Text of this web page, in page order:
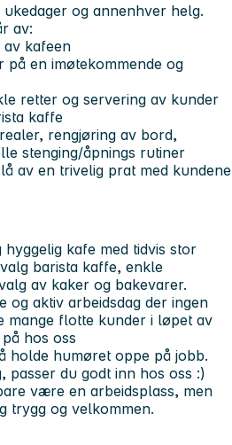
og annenhver helg.
av:
av kafeen
på en imøtekommende og
retter og servering av kunder
kaffe
rengjøring av bord,
stenging/åpnings rutiner
av en trivelig prat med kundene
kafe med tidvis stor
barista kaffe, enkle
av kaker og bakevarer.
og aktiv arbeidsdag der ingen
mange flotte kunder i løpet av
hos oss
holde humøret oppe på jobb.
passer du godt inn hos oss :)
være en arbeidsplass, men
trygg og velkommen.